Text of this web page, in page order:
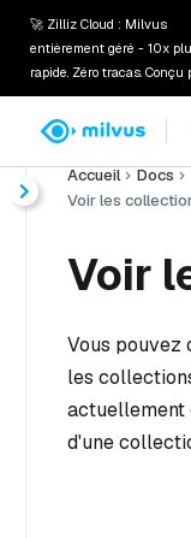
🚀 Zilliz Cloud : Milvus
entièrement géré - 10x
rapide. Zéro tracas. Conçu
Accueil Docs
Voir les
Voir
Vous pouvez
les
actuellement
d'une